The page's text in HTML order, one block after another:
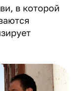
в которой